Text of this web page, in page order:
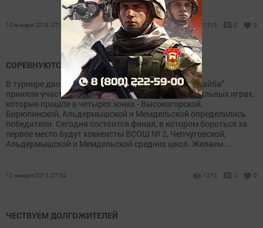
10 января 2013, 07:35 1215 0 0
СОРЕВНУЮТСЯ ХОККЕИСТЫ
В турнире дворовых команд по хоккею "Золотая шайба"
приняли участие 10 школьных команд. В полуфинальных играх,
которые прошли в четырех зонах - Высокогорской,
Бирюлинской, Альдермышской и Мемдельской определились
победители. Сегодня состоится финал, в котором бороться за
первое место будут хоккеисты ВСОШ № 2, Чепчуговской,
Альдермышской и Мемдельской средних школ. Желаем...
10 января 2013, 07:34 1274 0 0
ЧЕСТВУЕМ ДОЛГОЖИТЕЛЕЙ